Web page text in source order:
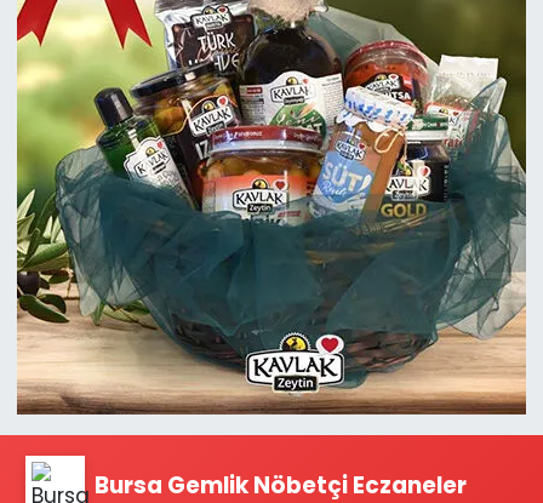
Bursa Gemlik Nöbetçi Eczaneler